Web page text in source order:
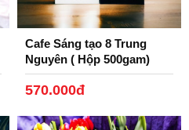
Cafe Sáng tạo 8 Trung
Nguyên ( Hộp 500gam)
570.000đ